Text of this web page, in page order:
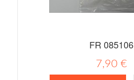
FR 085106
7,90 €